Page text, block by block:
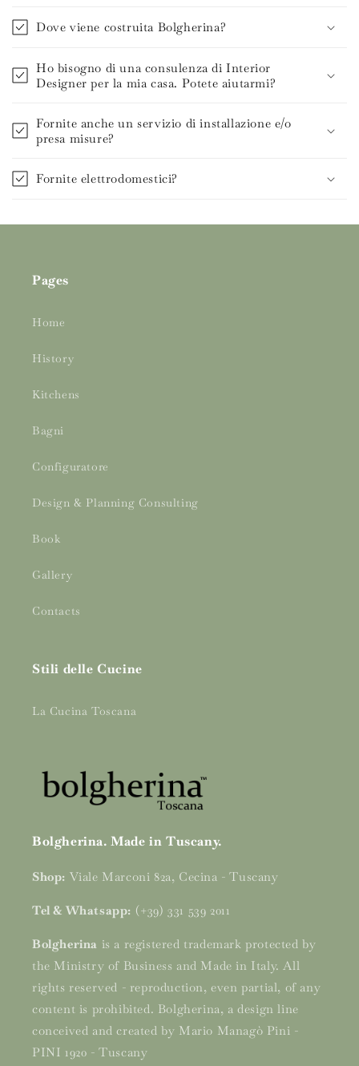
Dove viene costruita Bolgherina?
Ho bisogno di una consulenza di Interior
Designer per la mia casa. Potete aiutarmi?
Fornite anche un servizio di installazione e/o
presa misure?
Fornite elettrodomestici?
Pages
Home
History
Kitchens
Bagni
Configuratore
Design & Planning Consulting
Book
Gallery
Contacts
Stili delle Cucine
La Cucina Toscana
Bolgherina. Made in Tuscany.
Shop: Viale Marconi 82a, Cecina - Tuscany
Tel & Whatsapp: (+39) 331 539 2011
Bolgherina is a registered trademark protected by
the Ministry of Business and Made in Italy. All
rights reserved - reproduction, even partial, of any
content is prohibited. Bolgherina, a design line
conceived and created by Mario Managò Pini -
PINI 1920 - Tuscany